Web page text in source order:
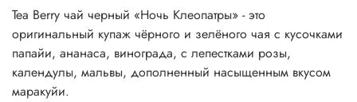
Tea Berry чай черный «Ночь Клеопатры» - это
оригинальный купаж чёрного и зелёного чая с кусочками
папайи, ананаса, винограда, с лепестками розы,
календулы, мальвы, дополненный насыщенным вкусом
маракуйи.